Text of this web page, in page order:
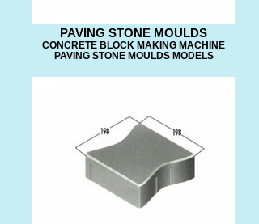
PAVING STONE MOULDS
CONCRETE BLOCK MAKING MACHINE
PAVING STONE MOULDS MODELS